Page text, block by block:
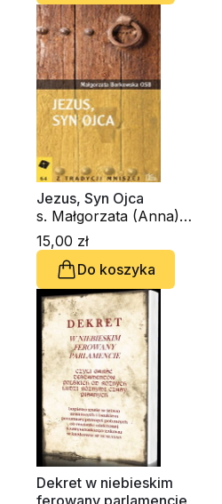
Jezus, Syn Ojca
s. Małgorzata (Anna)
Borkowska OSB
15,00 zł
Do koszyka
Dekret w niebieskim
ferowany parlamencie